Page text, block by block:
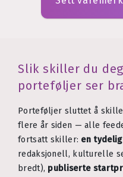
Slik skiller du
porteføljer ser
Porteføljer sluttet å
flere år siden — alle
fortsatt skiller: en
redaksjonell, kulturelle
bredt), publiserte